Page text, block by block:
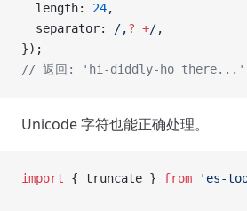
  length:
24,
  separator:
/,? +/,
});
// 返回: 'hi-diddly-ho there...'
Unicode 字符也能正确处理。
import { truncate } from 'es-